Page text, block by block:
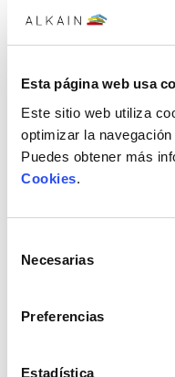
Esta página web usa
Este sitio web utiliza
optimizar la
Puedes obtener más
Cookies.
Necesarias
Preferencias
Estadística
Alcayata FADIX 25 mm
cuadrada de acero M en
2,87€
Añadir